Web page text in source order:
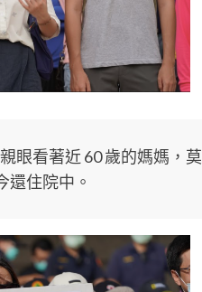
眼看著近 60 歲的媽媽，
還住院中。